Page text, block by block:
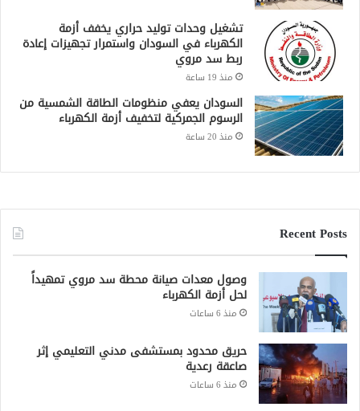
تشغيل وحدات توليد حراري يخفف أزمة
الكهرباء في السودان واستمرار تجهيزات إعادة
ربط سد مروي
منذ 19 ساعة
السودان يعفي منظومات الطاقة الشمسية من
الرسوم الجمركية لتخفيف أزمة الكهرباء
منذ 20 ساعة
Recent Posts
وصول معدات صيانة محطة سد مروي تمهيداً
لحل أزمة الكهرباء
منذ 6 ساعات
حريق محدود بمستشفى مدني التعليمي إثر
صاعقة رعدية
منذ 6 ساعات